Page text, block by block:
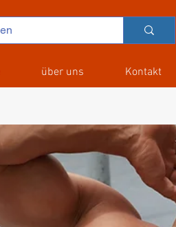
über uns Kontakt